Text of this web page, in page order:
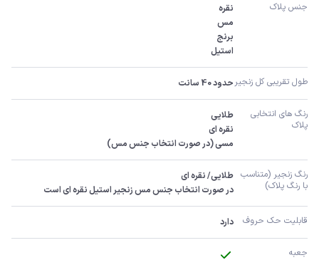
جنس پلاک
استیل
طول تقریبی کل زنجیر حدود 40 سانت
پلاک
مسی (در صورت انتخاب جنس مس)
با رنگ پلاک)
در صورت انتخاب جنس مس زنجیر استیل نقره ای است
قابلیت حک حروف دارد
جعبه